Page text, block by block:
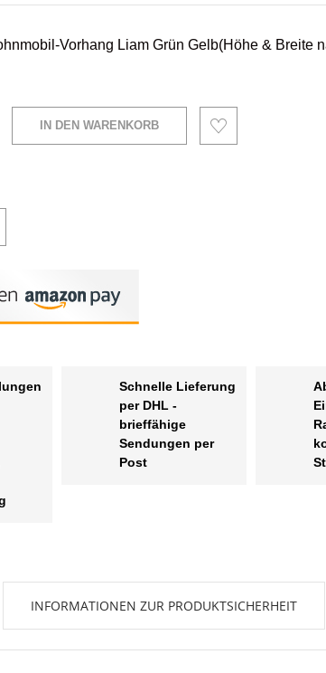
Vorhang Liam Grün Gelb(Höhe & Breite
IN DEN WARENKORB
Schnelle Lieferung
per DHL -
brieffähige
Sendungen per
Post
INFORMATIONEN ZUR PRODUKTSICHERHEIT